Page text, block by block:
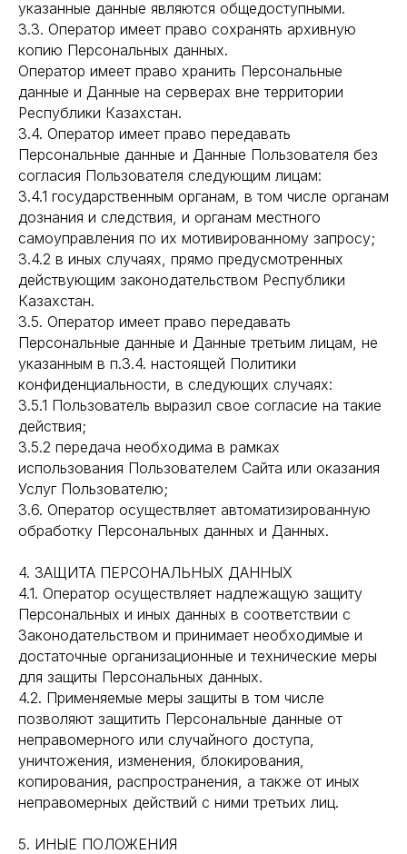
указанные данные являются общедоступными.
3.3. Оператор имеет право сохранять архивную
копию Персональных данных.
Оператор имеет право хранить Персональные
данные и Данные на серверах вне территории
Республики Казахстан.
3.4. Оператор имеет право передавать
Персональные данные и Данные Пользователя без
согласия Пользователя следующим лицам:
3.4.1 государственным органам, в том числе органам
дознания и следствия, и органам местного
самоуправления по их мотивированному запросу;
3.4.2 в иных случаях, прямо предусмотренных
действующим законодательством Республики
Казахстан.
3.5. Оператор имеет право передавать
Персональные данные и Данные третьим лицам, не
указанным в п.3.4. настоящей Политики
конфиденциальности, в следующих случаях:
3.5.1 Пользователь выразил свое согласие на такие
действия;
3.5.2 передача необходима в рамках
использования Пользователем Сайта или оказания
Услуг Пользователю;
3.6. Оператор осуществляет автоматизированную
обработку Персональных данных и Данных.
4. ЗАЩИТА ПЕРСОНАЛЬНЫХ ДАННЫХ
4.1. Оператор осуществляет надлежащую защиту
Персональных и иных данных в соответствии с
Законодательством и принимает необходимые и
достаточные организационные и технические меры
для защиты Персональных данных.
4.2. Применяемые меры защиты в том числе
позволяют защитить Персональные данные от
неправомерного или случайного доступа,
уничтожения, изменения, блокирования,
копирования, распространения, а также от иных
неправомерных действий с ними третьих лиц.
5. ИНЫЕ ПОЛОЖЕНИЯ